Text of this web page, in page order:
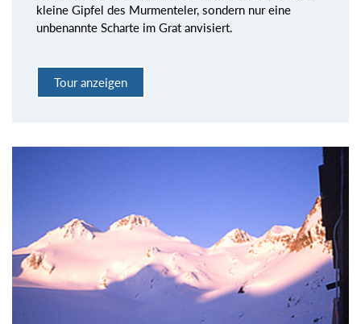
kleine Gipfel des Murmenteler, sondern nur eine
unbenannte Scharte im Grat anvisiert.
Tour anzeigen